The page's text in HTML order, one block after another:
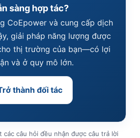
sàng hợp tác?
CoEpower và cung cấp dịch
giải pháp năng lượng được
thị trường của bạn—có lợi
và ở quy mô lớn.
thành đối tác
các câu hỏi đều nhận được câu trả lời